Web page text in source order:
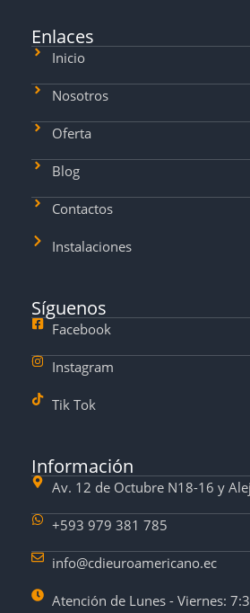
Enlaces
Inicio
Nosotros
Oferta
Blog
Contactos
Instalaciones
Síguenos
Facebook
Instagram
Tik Tok
Información
Av. 12 de Octubre N18-16 y
+593 979 381 785
info@cdieuroamericano.ec
Atención de Lunes - Viernes: